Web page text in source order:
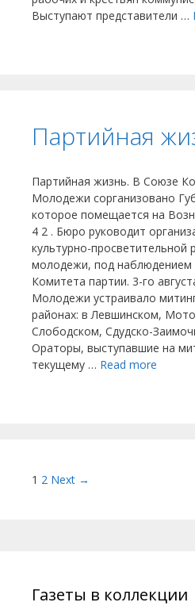
Выступают представители …
Партийная
Партийная жизнь. В Союзе
Молодежи сорганизовано
которое помещается на
4 2 . Бюро руководит
культурно-просветительной
молодежи, под наблюдением
Комитета партии. 3-го
Молодежи устраивало
районах: в Левшинском,
Слободском, Сдудско-
Ораторы, выступавшие на
текущему … Read more
Post navigation
1 2 Next →
Газеты в коллекции